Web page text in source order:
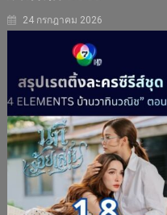
24 กรกฎาคม 2026